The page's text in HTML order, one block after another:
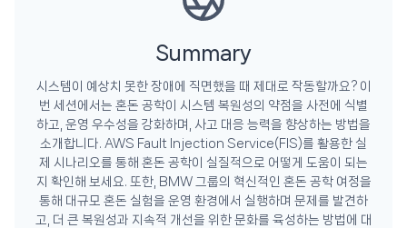
Summary
시스템이 예상치 못한 장애에 직면했을 때 제대로 작동할까요? 이
번 세션에서는 혼돈 공학이 시스템 복원성의 약점을 사전에 식별
하고, 운영 우수성을 강화하며, 사고 대응 능력을 향상하는 방법을
소개합니다. AWS Fault Injection Service(FIS)를 활용한 실
제 시나리오를 통해 혼돈 공학이 실질적으로 어떻게 도움이 되는
지 확인해 보세요. 또한, BMW 그룹의 혁신적인 혼돈 공학 여정을
통해 대규모 혼돈 실험을 운영 환경에서 실행하며 문제를 발견하
고, 더 큰 복원성과 지속적 개선을 위한 문화를 육성하는 방법에 대